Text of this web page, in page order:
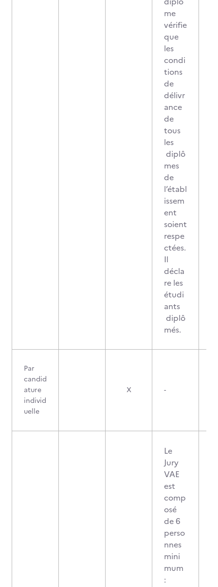
me
vérifie
que
les
condi
tions
de
délivr
ance
de
tous
les
diplô
mes
de
l’établ
issem
ent
soient
respe
ctées.
Il
décla
re les
étudi
ants
diplô
més.
Par
candid
ature
individ
uelle
X -
Le
Jury
VAE
est
comp
osé
de 6
perso
nnes
mini
mum
: